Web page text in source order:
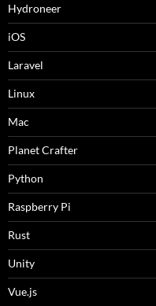
Hydroneer
iOS
Laravel
Linux
Mac
Planet Crafter
Python
Raspberry Pi
Rust
Unity
Vue.js